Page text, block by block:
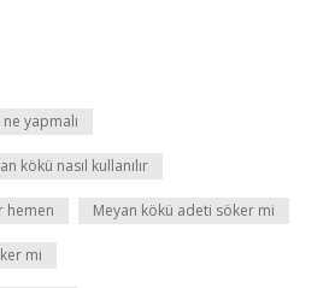
yapmalı
kökü nasıl kullanılır
hemen Meyan kökü adeti söker mi
mi